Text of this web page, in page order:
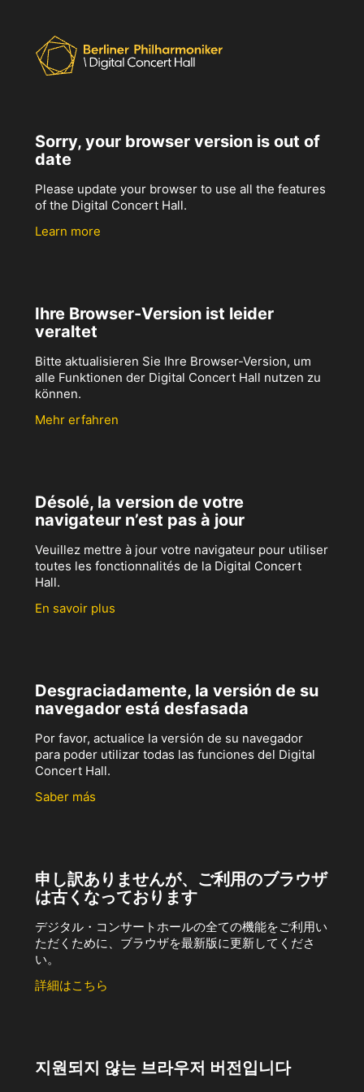
Sorry, your browser version is out of
date
Please update your browser to use all the features
of the Digital Concert Hall.
Learn more
Ihre Browser-Version ist leider
veraltet
Bitte aktualisieren Sie Ihre Browser-Version, um
alle Funktionen der Digital Concert Hall nutzen zu
können.
Mehr erfahren
Désolé, la version de votre
navigateur n’est pas à jour
Veuillez mettre à jour votre navigateur pour utiliser
toutes les fonctionnalités de la Digital Concert
Hall.
En savoir plus
Desgraciadamente, la versión de su
navegador está desfasada
Por favor, actualice la versión de su navegador
para poder utilizar todas las funciones del Digital
Concert Hall.
Saber más
申し訳ありませんが、ご利用のブラウザ
は古くなっております
デジタル・コンサートホールの全ての機能をご利用い
ただくために、ブラウザを最新版に更新してくださ
い。
詳細はこちら
지원되지 않는 브라우저 버전입니다